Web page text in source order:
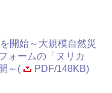
開始～大規模自然災
ォームの「ヌリカ
～(
PDF/148KB)